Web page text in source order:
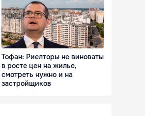
Тофан: Риелторы не виноваты
в росте цен на жилье,
смотреть нужно и на
застройщиков